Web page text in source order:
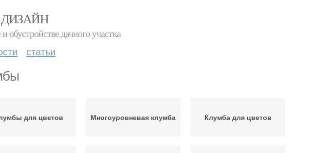
дачного участка
статьи
для цветов Многоуровневая клумба Клумба для цветов